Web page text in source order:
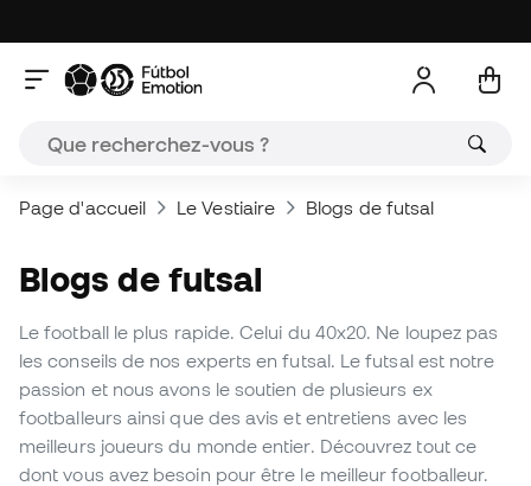
Page d'accueil Le Vestiaire Blogs de futsal
Blogs de futsal
Le football le plus rapide. Celui du 40x20. Ne loupez pas
les conseils de nos experts en futsal. Le futsal est notre
passion et nous avons le soutien de plusieurs ex
footballeurs ainsi que des avis et entretiens avec les
meilleurs joueurs du monde entier. Découvrez tout ce
dont vous avez besoin pour être le meilleur footballeur.